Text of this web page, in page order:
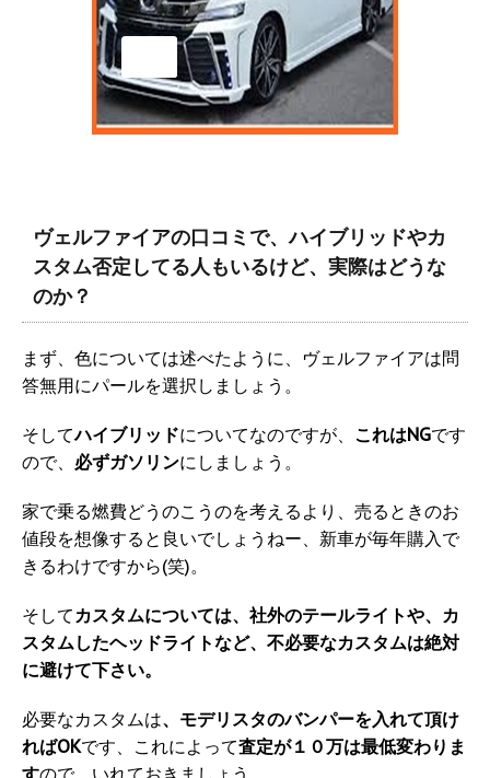
ヴェルファイアの口コミで、ハイブリッドやカ
スタム否定してる人もいるけど、実際はどうな
のか？
まず、色については述べたように、ヴェルファイアは問
答無用にパールを選択しましょう。
そしてハイブリッドについてなのですが、 これはNGです
ので、 必ずガソリンにしましょう。
家で乗る燃費どうのこうのを考えるより、売るときのお
値段を想像すると良いでしょうねー、新車が毎年購入で
きるわけですから(笑)。
そしてカスタムについては、社外のテールライトや、カ
スタムしたヘッドライトなど、不必要なカスタムは絶対
に避けて下さい。
必要なカスタムは、モデリスタのバンパーを入れて頂け
ればOKです、これによって査定が１０万は最低変わりま